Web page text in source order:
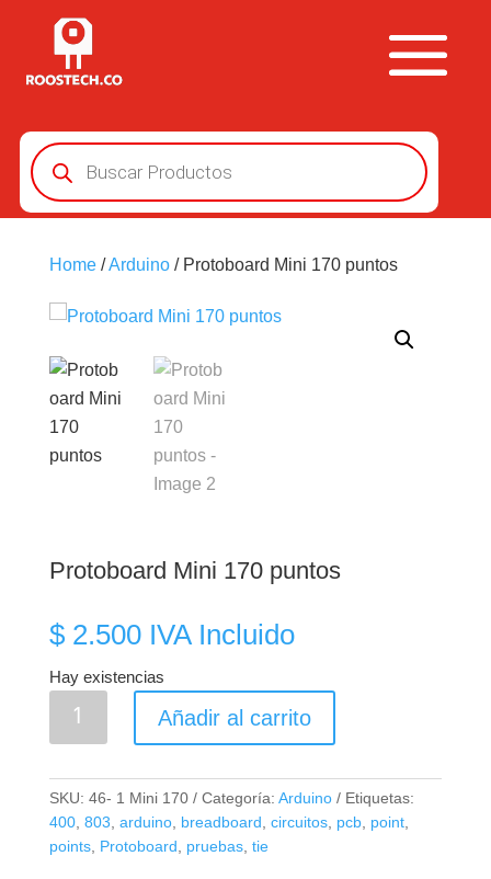
Búsqueda
de
productos
Home/Arduino/ Protoboard Mini 170 puntos
Protoboard Mini 170 puntos
$2.500 IVA Incluido
Hay existencias
Protoboard
puntos
cantidad
Añadir al carrito
SKU: 46- 1 Mini 170 Categoría: Arduino
Etiquetas:
400, 803 arduino, breadboard circuitos, pcb, point,
points, Protoboard pruebas, tie